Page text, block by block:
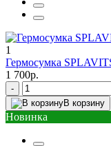
1
Гермосумка
1 700р.
-
В корзину
Новинка